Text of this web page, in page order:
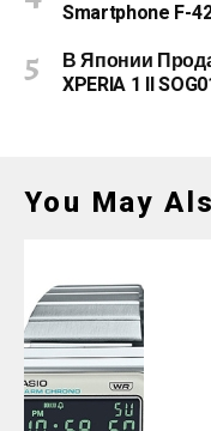
Smartphone F-
В Японии
XPERIA 1 II
You May